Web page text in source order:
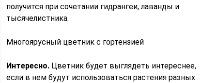
получится при сочетании гидрангеи, лаванды и
тысячелистника.
Многоярусный цветник с гортензией
Интересно. Цветник будет выглядеть интереснее,
если в нем будут использоваться растения разных